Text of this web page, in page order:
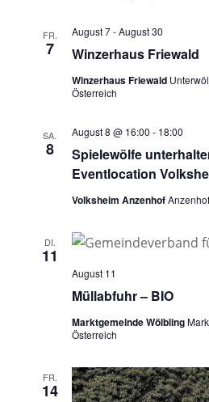
FR.
7 Winzerhaus Friewald
August 7-August 30
Winzerhaus Friewald
Österreich
SA.
8
Spielewölfe
Eventlocation
August 8 @ 16:00 - 18:00
Volksheim AnzenhofAnzenhof
DI.
11
Müllabfuhr – BIO
August 11
Marktgemeinde Wölbling
Österreich
FR.
14